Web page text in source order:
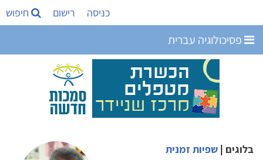
כניסה רישום חיפוש
פסיכולוגיה עברית
בלוגים | שפיות זמנית